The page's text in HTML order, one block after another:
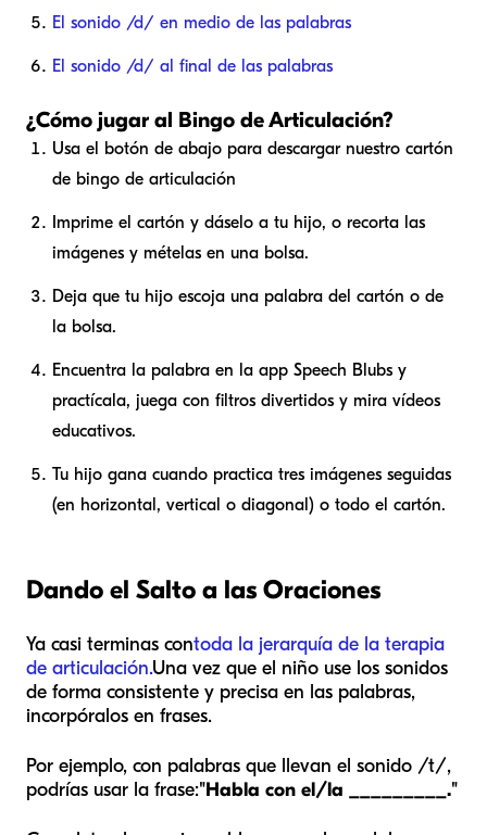
El sonido /d/ en medio de las palabras
El sonido /d/ al final de las palabras
¿Cómo jugar al Bingo de Articulación?
Usa el botón de abajo para descargar nuestro cartón
de bingo de articulación
Imprime el cartón y dáselo a tu hijo, o recorta las
imágenes y mételas en una bolsa.
Deja que tu hijo escoja una palabra del cartón o de
la bolsa.
Encuentra la palabra en la app Speech Blubs y
practícala, juega con filtros divertidos y mira vídeos
educativos.
Tu hijo gana cuando practica tres imágenes seguidas
(en horizontal, vertical o diagonal) o todo el cartón.
Dando el Salto a las Oraciones
Ya casi terminas contoda la jerarquía de la terapia
de articulación.Una vez que el niño use los sonidos
de forma consistente y precisa en las palabras,
incorpóralos en frases.
Por ejemplo, con palabras que llevan el sonido /t/,
podrías usar la frase:"Habla con el/la _________."